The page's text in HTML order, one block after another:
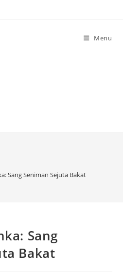
Menu
Sang Seniman Sejuta Bakat
Sang
Bakat